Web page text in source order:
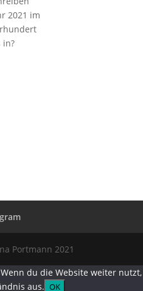
2021 im
in?
Portmann 2021
du die Website weiter nutzt,
aus. OK